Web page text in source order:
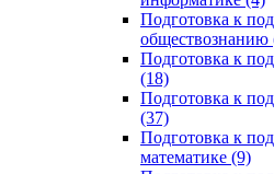
Подготовка к
обществознанию
Подготовка к
(18)
Подготовка к
(37)
Подготовка к
математике (9)